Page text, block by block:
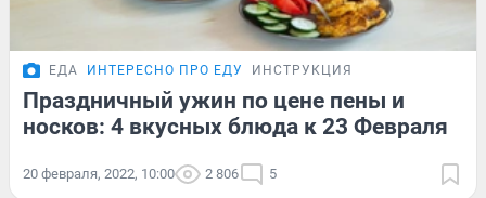
ЕДА ИНТЕРЕСНО ПРО ЕДУ ИНСТРУКЦИЯ
Праздничный ужин по цене пены и
носков: 4 вкусных блюда к 23 Февраля
20 февраля, 2022, 10:00 2 806 5